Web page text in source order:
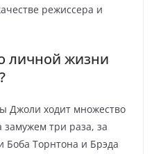
режиссера и
личной жизни
Джоли ходит множество
замужем три раза, за
Торнтона и Брэда